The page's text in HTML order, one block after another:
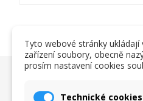
Užitočné informácie
Tyto webové stránky ukládají
zařízení soubory, obecně
prosím nastavení cookies
Technické cookies